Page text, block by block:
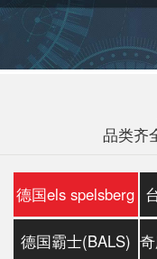
品类齐
德国els spelsberg
德国霸士(BALS)